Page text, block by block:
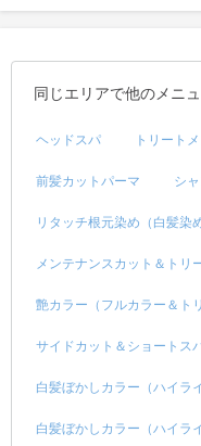
同じエリアで他のメニ
ヘッドスパ トリート
前髪カットパーマ シ
リタッチ根元染め（白髪染
メンテナンスカット＆トリ
艶カラー（フルカラー＆ト
サイドカット＆ショートス
白髪ぼかしカラー（ハイラ
白髪ぼかしカラー（ハイラ